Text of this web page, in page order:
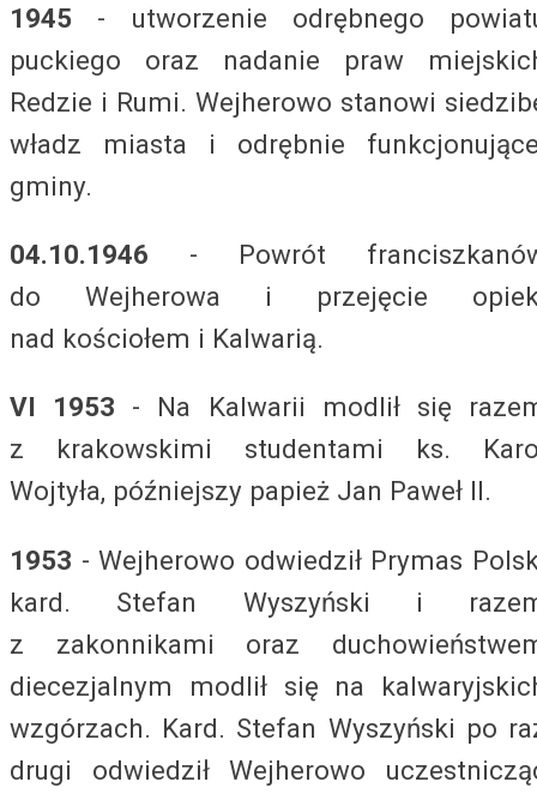
1945 - utworzenie odrębnego
puckiego oraz nadanie praw
Redzie i Rumi. Wejherowo stanowi
władz miasta i odrębnie
gminy.
04.10.1946 - Powrót
do Wejherowa i przejęcie
nad kościołem i Kalwarią.
VI 1953 - Na Kalwarii modlił się
z krakowskimi studentami ks.
Wojtyła, późniejszy papież Jan Paweł II.
1953 - Wejherowo odwiedził Prymas
kard. Stefan Wyszyński i
z zakonnikami oraz
diecezjalnym modlił się na
wzgórzach. Kard. Stefan Wyszyński po
drugi odwiedził Wejherowo